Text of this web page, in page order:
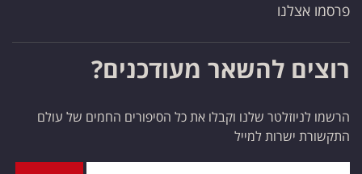
פרסמו אצלנו
רוצים להשאר מעודכנים?
הרשמו לניוזלטר שלנו וקבלו את כל הסיפורים החמים של עולם
התקשורת ישרות למייל